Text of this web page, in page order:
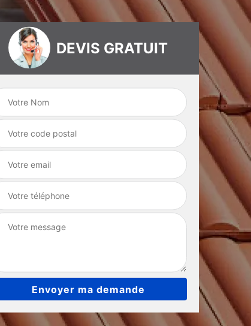
Couvreur 69
Peinture intérieur
et extérieur 69
DEVIS GRATUIT